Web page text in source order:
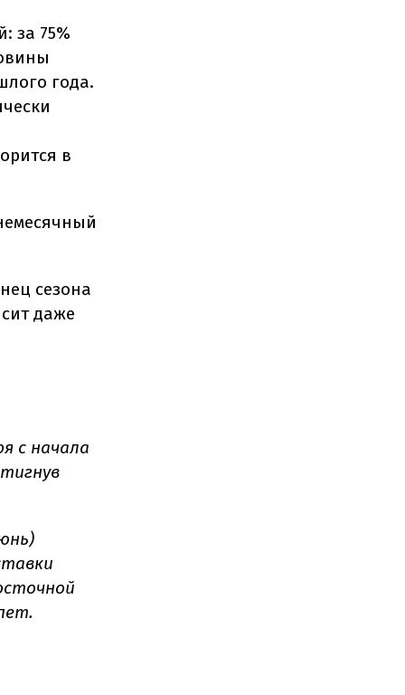
за 75%
года.
в
сезона
даже
с начала